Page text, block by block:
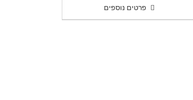
פרטים נוספים